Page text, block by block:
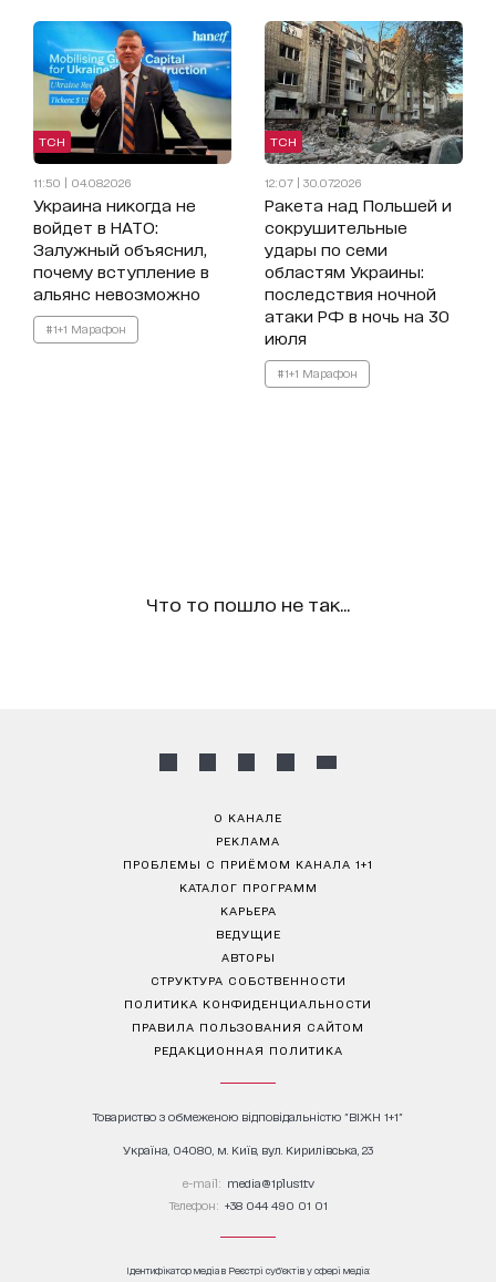
ТСН
11:50 | 04.08.2026
Украина никогда не
войдет в НАТО:
Залужный объяснил,
почему вступление в
альянс невозможно
#1+1 Марафон
ТСН
12:07 | 30.07.2026
Ракета над Польшей и
сокрушительные
удары по семи
областям Украины:
последствия ночной
атаки РФ в ночь на 30
июля
#1+1 Марафон
Что то пошло не так...
О КАНАЛЕ
РЕКЛАМА
ПРОБЛЕМЫ С ПРИЁМОМ КАНАЛА 1+1
КАТАЛОГ ПРОГРАММ
КАРЬЕРА
ВЕДУЩИЕ
АВТОРЫ
СТРУКТУРА СОБСТВЕННОСТИ
ПОЛИТИКА КОНФИДЕНЦИАЛЬНОСТИ
ПРАВИЛА ПОЛЬЗОВАНИЯ САЙТОМ
РЕДАКЦИОННАЯ ПОЛИТИКА
Товариство з обмеженою відповідальністю "ВІЖН 1+1"
Україна, 04080, м. Київ, вул. Кирилівська, 23
е-mail: media@1plus1.tv
Телефон: +38 044 490 01 01
Ідентифікатор медіа в Реєстрі суб’єктів у сфері медіа: